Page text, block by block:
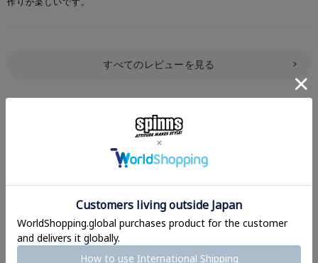
作りが楽しいです。
すべてのレビューを見る
レビューを書いて感想をシェア
Set Suggestion
シール買うならこれもマスト。
シル活、もっと楽しめる♪